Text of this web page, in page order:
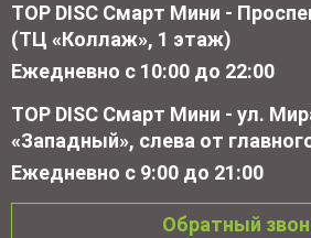
TOP DISC Смарт Мини -
(ТЦ «Коллаж», 1 этаж)
Ежедневно с 10:00 до 22:00
TOP DISC Смарт Мини - ул.
«Западный», слева от
Ежедневно с 9:00 до 21:00
Обратный